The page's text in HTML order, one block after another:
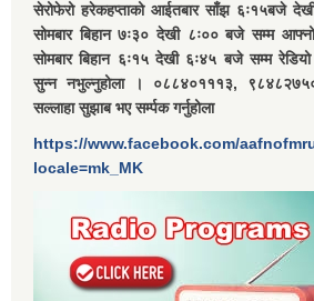
सेरोफेरो हरेकहप्ताको आईतबार साँझ ६ः१५बजे
सोमबार बिहान ७ः३० देखी ८ः०० बजे सम्म
सोमबार बिहान ६ः१५ देखी ६ः४५ बजे सम्म रेडियो
सुन्न नभुल्नुहोला । ०८८४०१११३,
सल्लाहा सुझाब भए सर्म्पक गर्नुहोला
https://www.facebook.com/
locale=mk_MK